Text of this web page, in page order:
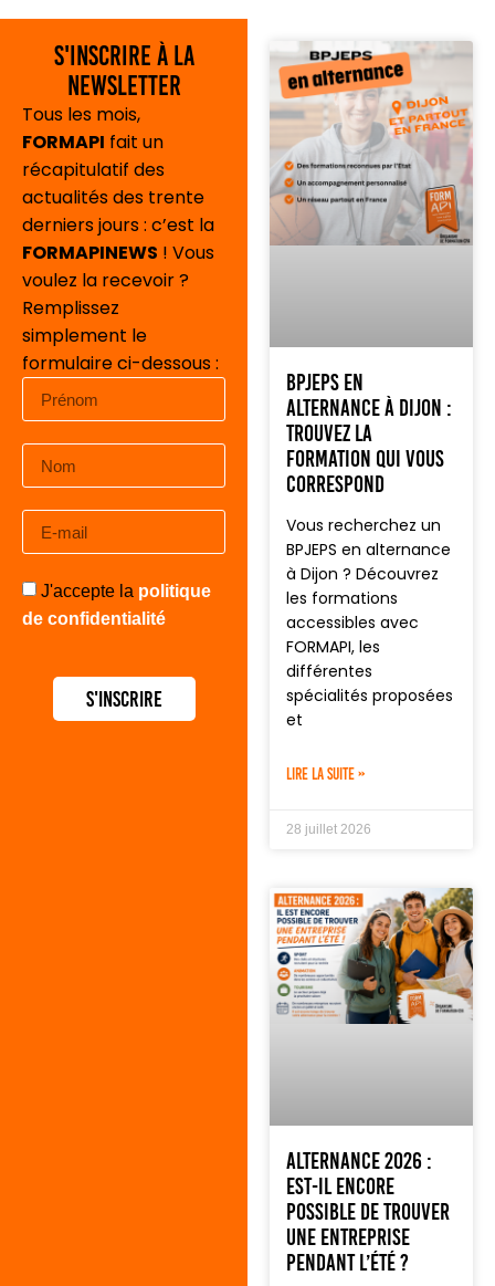
S'inscrire à la
newsletter
Tous les mois,
FORMAPI fait un
récapitulatif des
actualités des trente
derniers jours : c’est la
FORMAPINEWS ! Vous
voulez la recevoir ?
Remplissez
simplement le
formulaire ci-dessous :
J'accepte la politique
de confidentialité
S'inscrire
BPJEPS en
alternance à Dijon :
trouvez la
formation qui vous
correspond
Vous recherchez un
BPJEPS en alternance
à Dijon ? Découvrez
les formations
accessibles avec
FORMAPI, les
différentes
spécialités proposées
et
LIRE LA SUITE »
28 juillet 2026
Alternance 2026 :
est-il encore
possible de trouver
une entreprise
pendant l’été ?